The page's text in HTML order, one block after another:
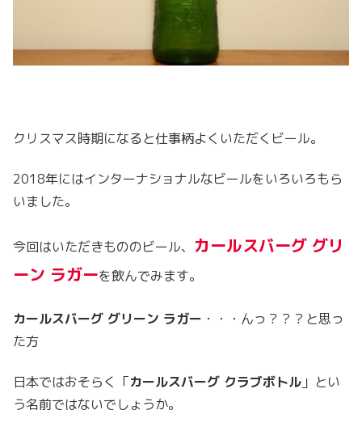
クリスマス時期になると仕事柄よくいただくビール。
2018年にはインターナショナルなビールをいろいろもら
いました。
今回はいただきもののビール、 カールスバーグ グリ
ーン ラガーを飲んでみます。
カールスバーグ グリーン ラガー ・・・んっ？？？と思っ
た方
日本ではおそらく「カールスバーグ クラブボトル 」とい
う名前ではないでしょうか。